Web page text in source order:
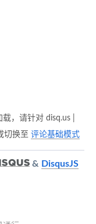
，请针对 disq.us |
切换至 评论基础模式
& DisqusJS